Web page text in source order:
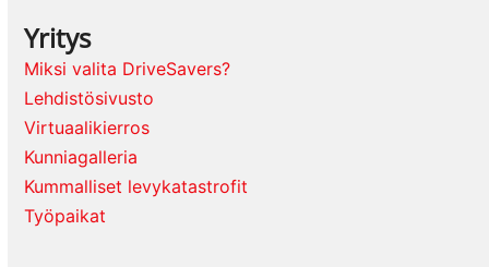
Yritys
Miksi valita DriveSavers?
Lehdistösivusto
Virtuaalikierros
Kunniagalleria
Kummalliset levykatastrofit
Työpaikat